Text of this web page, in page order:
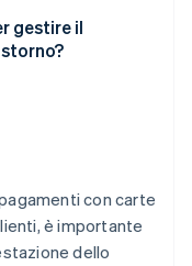
gestire il
con carte
è importante
dello